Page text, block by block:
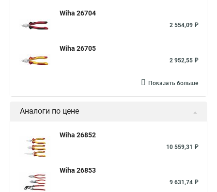
Wiha 26704
2 554,09 ₽
Wiha 26705
2 952,55 ₽
Показать больше
Аналоги по цене
Wiha 26852
10 559,31 ₽
Wiha 26853
9 631,74 ₽